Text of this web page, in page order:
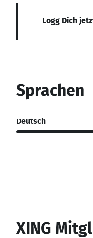
Logg Dich
Sprachen
Deutsch
XING